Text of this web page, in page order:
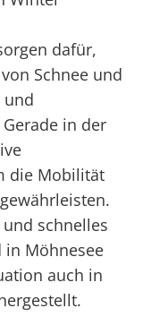
dafür,
Schnee und
und
in der
die Mobilität
schnelles
in Möhnesee
auch in